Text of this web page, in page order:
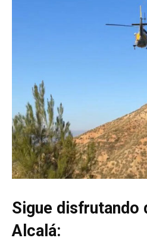
Sigue disfrutando
Alcalá: